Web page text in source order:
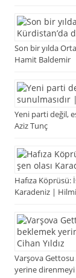
Son bir yılda
Hamit Baldemir
Yeni parti değil,
Aziz Tunç
Hafıza Köprüsü:
Karadeniz |
Varşova
yerine direnmeyi